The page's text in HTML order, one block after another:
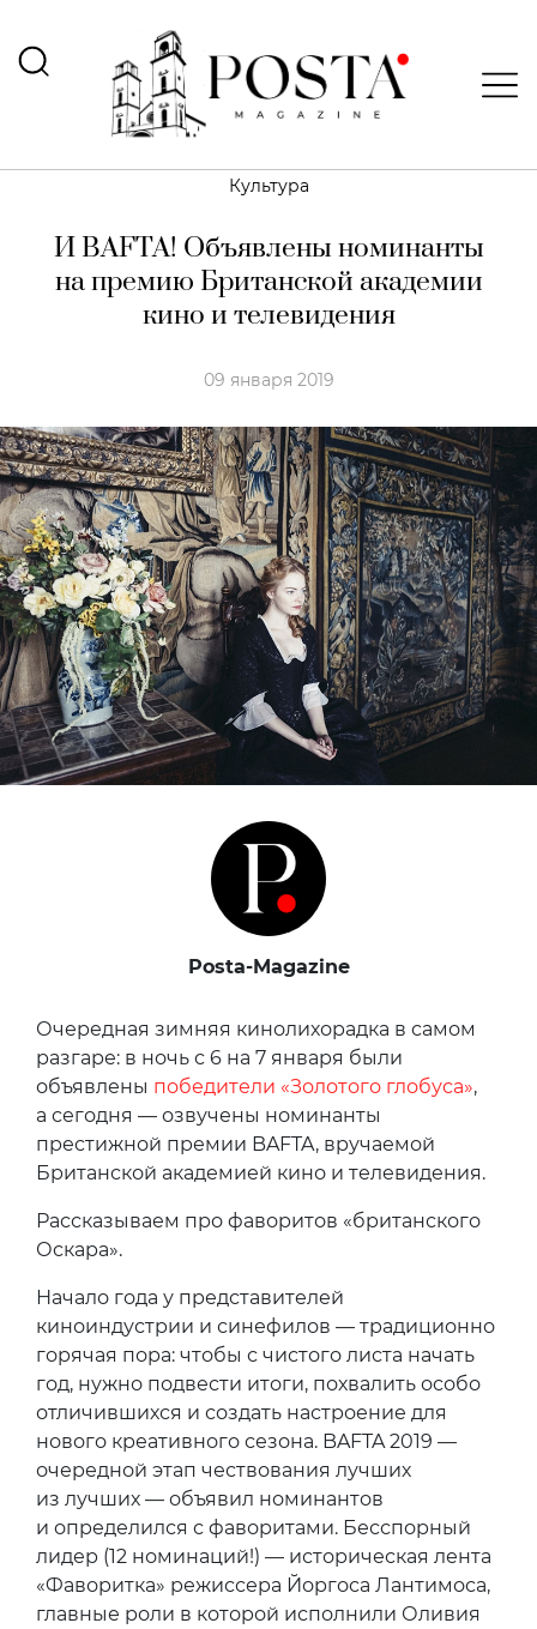
Культура
И BAFTA! Объявлены номинанты
на премию Британской академии
кино и телевидения
09 января 2019
Posta-Magazine
Очередная зимняя кинолихорадка в самом
разгаре: в ночь с 6 на 7 января были
объявлены победители «Золотого глобуса»,
а сегодня — озвучены номинанты
престижной премии BAFTA, вручаемой
Британской академией кино и телевидения.
Рассказываем про фаворитов «британского
Оскара».
Начало года у представителей
киноиндустрии и синефилов — традиционно
горячая пора: чтобы с чистого листа начать
год, нужно подвести итоги, похвалить особо
отличившихся и создать настроение для
нового креативного сезона. BAFTA 2019 —
очередной этап чествования лучших
из лучших — объявил номинантов
и определился с фаворитами. Бесспорный
лидер (12 номинаций!) — историческая лента
«Фаворитка» режиссера Йоргоса Лантимоса,
главные роли в которой исполнили Оливия